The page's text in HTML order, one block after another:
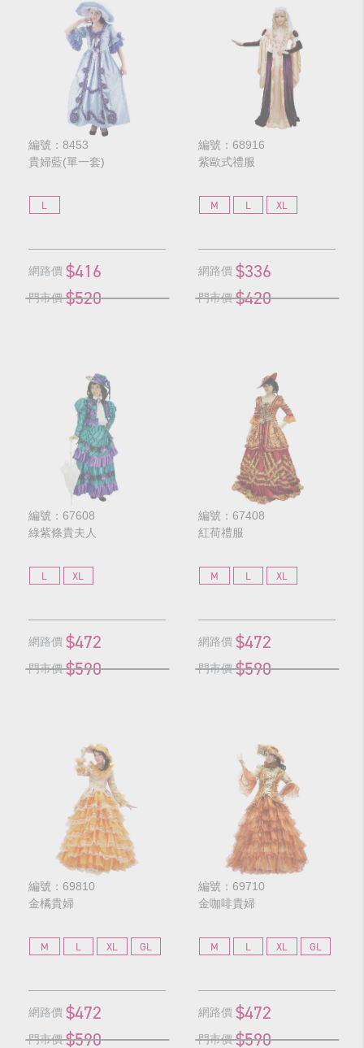
編號：8453
貴婦藍(單一套)
L
網路價 $416
門市價 $520
編號：68916
紫歐式禮服
M L XL
網路價 $336
門市價 $420
編號：67608
綠紫條貴夫人
L XL
網路價 $472
門市價 $590
編號：67408
紅荷禮服
M L XL
網路價 $472
門市價 $590
編號：69810
金橘貴婦
M L XL GL
網路價 $472
門市價 $590
編號：69710
金咖啡貴婦
M L XL GL
網路價 $472
門市價 $590